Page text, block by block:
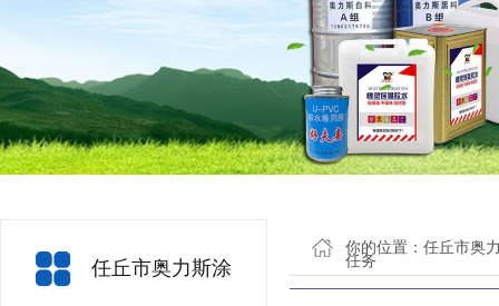
任丘市奥力斯涂
你的位置： 任丘市奥
任务